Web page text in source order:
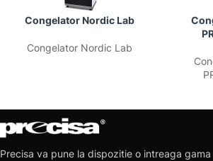
Congelator Nordic Lab
Congelator Nordic Lab
Precisa va pune la dispozitie o intreaga